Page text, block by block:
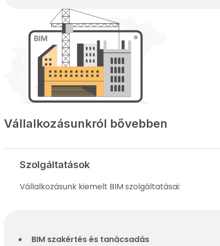
Vállalkozásunkról bővebben
Szolgáltatások
Vállalkozásunk kiemelt BIM szolgáltatásai:
BIM szakértés és tanácsadás